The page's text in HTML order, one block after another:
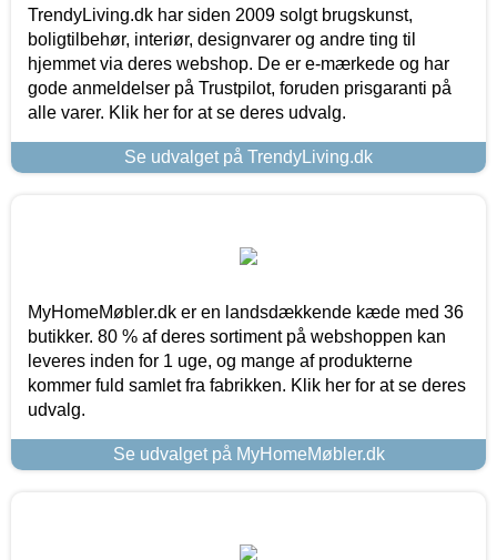
TrendyLiving.dk har siden 2009 solgt brugskunst,
boligtilbehør, interiør, designvarer og andre ting til
hjemmet via deres webshop. De er e-mærkede og har
gode anmeldelser på Trustpilot, foruden prisgaranti på
alle varer. Klik her for at se deres udvalg.
Se udvalget på TrendyLiving.dk
MyHomeMøbler.dk er en landsdækkende kæde med 36
butikker. 80 % af deres sortiment på webshoppen kan
leveres inden for 1 uge, og mange af produkterne
kommer fuld samlet fra fabrikken. Klik her for at se deres
udvalg.
Se udvalget på MyHomeMøbler.dk